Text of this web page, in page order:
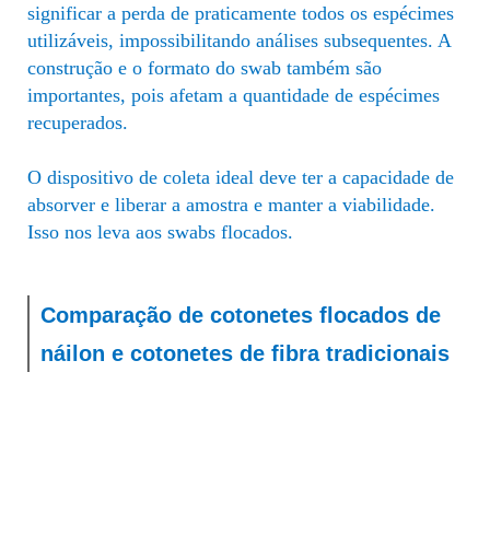
significar a perda de praticamente todos os espécimes
utilizáveis, impossibilitando análises subsequentes. A
construção e o formato do swab também são
importantes, pois afetam a quantidade de espécimes
recuperados.
O dispositivo de coleta ideal deve ter a capacidade de
absorver e liberar a amostra e manter a viabilidade.
Isso nos leva aos swabs flocados.
Comparação de cotonetes flocados de
náilon e cotonetes de fibra tradicionais